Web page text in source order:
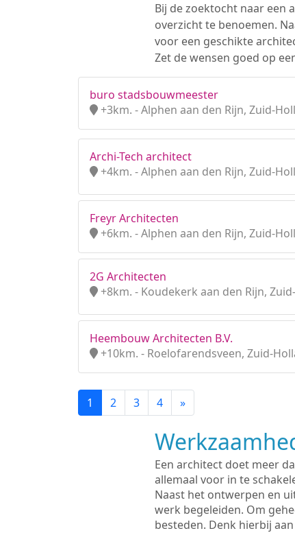
Bij de zoektocht naar een
overzicht te benoemen.
voor een geschikte
Zet de wensen goed op
buro stadsbouwmeester
+3km. - Alphen aan den Rijn, Zuid-
Archi-Tech architect
+4km. - Alphen aan den Rijn, Zuid-
Freyr Architecten
+6km. - Alphen aan den Rijn, Zuid-
2G Architecten
+8km. - Koudekerk aan den Rijn,
Heembouw Architecten B.V.
+10km. - Roelofarendsveen, Zuid-
1 2 3 4 »
Een architect doet meer
allemaal voor in te
Naast het ontwerpen en
werk begeleiden. Om
besteden. Denk hierbij